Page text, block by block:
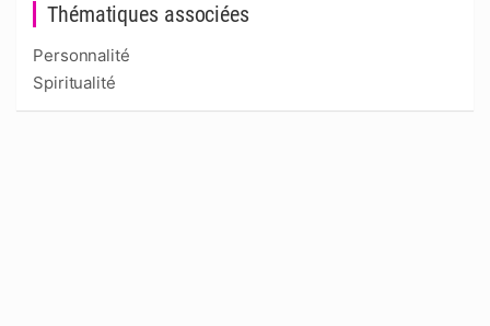
Thématiques associées
Personnalité
Spiritualité